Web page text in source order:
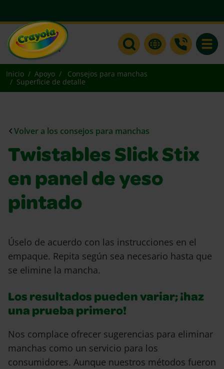
Inicio Apoyo
Consejos para manchas
Superficie de detalle
Volver a los consejos para manchas
Twistables Slick Stix
en panel de yeso
pintado
Úselo de acuerdo con las instrucciones en el
empaque. Repita según sea necesario hasta que
se elimine la mancha.
Los resultados pueden variar; ¡haz
una prueba primero!
Nos complace ofrecer sugerencias para eliminar
manchas como un servicio para los
consumidores. Aunque nuestros métodos fueron